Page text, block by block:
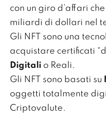
con un giro d’affari
miliardi di dollari nel
Gli NFT sono una
acquistare certificati
Digitali o Reali.
Gli NFT sono basati su
oggetti totalmente
Criptovalute.